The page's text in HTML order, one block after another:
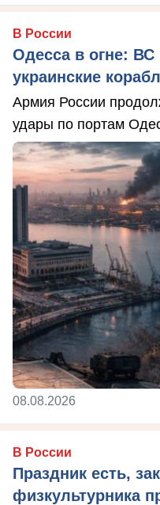
В России
Одесса в огне:
украинские
Армия России
удары по портам
08.08.2026
В России
Праздник есть,
физкультурника